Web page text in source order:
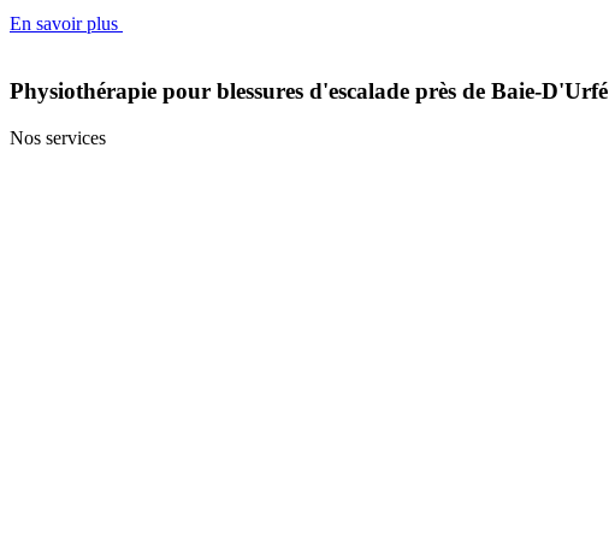
En savoir plus
Physiothérapie pour blessures d'escalade près de Baie-D'Urfé
Nos services